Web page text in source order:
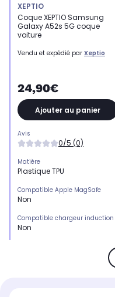
XEPTIO
Coque XEPTIO Samsung
Galaxy A52s 5G coque
voiture
Vendu et expédié par Xeptio
24,90€
Ajouter au panier
Avis
0/5 (0)
Matière
Plastique TPU
Compatible Apple MagSafe
Non
Compatible chargeur induction
Non